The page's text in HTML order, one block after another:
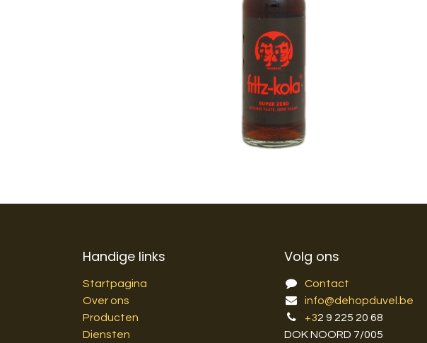
Handige links
Startpagina
Over ons
Producten
Diensten
Volg ons
Contact
info@dehopduvel.be
+32 9 225 20 68
DOK NOORD 7/005